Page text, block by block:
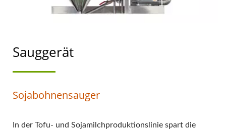
Sauggerät
Sojabohnensauger
In der Tofu- und Sojamilchproduktionslinie spart die